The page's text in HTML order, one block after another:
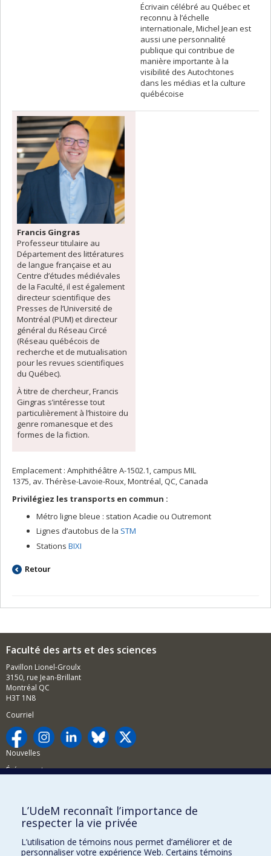
Écrivain célébré au Québec et
reconnu à l’échelle
internationale, Michel Jean est
aussi une personnalité
publique qui contribue de
manière importante à la
visibilité des Autochtones
dans les médias et la culture
québécoise
Francis Gingras
Professeur titulaire au
Département des littératures
de langue française et au
Centre d’études médiévales
de la Faculté, il est également
directeur scientifique des
Presses de l’Université de
Montréal (PUM) et directeur
général du Réseau Circé
(Réseau québécois de
recherche et de mutualisation
pour les revues scientifiques
du Québec).
À titre de chercheur, Francis
Gingras s’intéresse tout
particulièrement à l’histoire du
genre romanesque et des
formes de la fiction.
Emplacement : Amphithéâtre A-1502.1, campus MIL
1375, av. Thérèse-Lavoie-Roux, Montréal, QC, Canada
Privilégiez les transports en commun :
Métro ligne bleue : station Acadie ou Outremont
Lignes d’autobus de la STM
Stations BIXI
Retour
Faculté des arts et des sciences
Pavillon Lionel-Groulx
3150, rue Jean-Brillant
Montréal QC
H3T 1N8
Courriel
Nouvelles
Événements
BESOIN D'AIDE?
Plan du site
Signaler une erreur
L’UdeM reconnaît l’importance de
respecter la vie privée
L’utilisation de témoins nous permet d’améliorer et de
personnaliser votre expérience Web. Certains témoins